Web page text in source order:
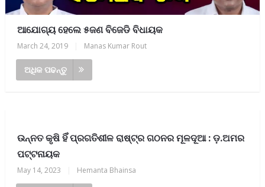
ଆଯୋଗ୍ୟ ହେଲେ ୫ଜଣ ବିଜେଡି ବିଧାୟକ
March 24, 2019 Manas Kumar Rout
ଅଧିକ ପଢନ୍ତୁ
ଉନ୍ନତ କୃଷି ହିଁ ପ୍ରଗତିଶୀଳ ରାଷ୍ଟ୍ର ଗଠନର ମୂଳଦୂଆ : ଡ଼.ଅମର
ପଟ୍ଟନାୟକ
May 14, 2023 Hemanta Bhainsa